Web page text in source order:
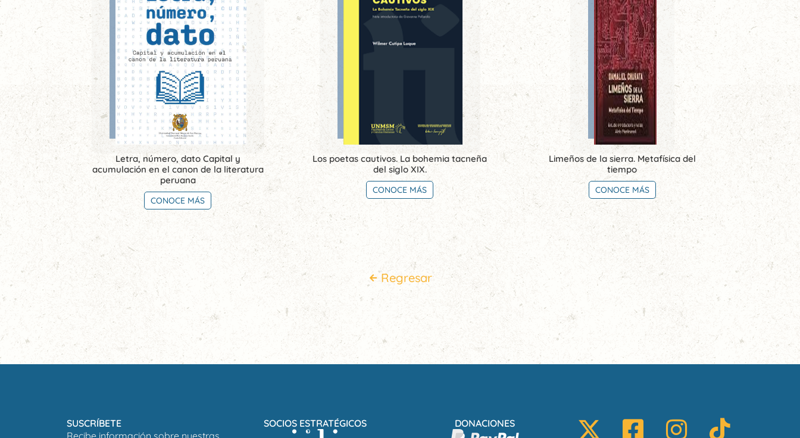
Letra, número, dato Capital y
acumulación en el canon de la literatura
peruana
CONOCE MÁS
Los poetas cautivos. La bohemia tacneña
del siglo XIX.
CONOCE MÁS
Limeños de la sierra. Metafísica del
tiempo
CONOCE MÁS
Regresar
SUSCRÍBETE
Recibe información sobre nuestras
SOCIOS ESTRATÉGICOS DONACIONES